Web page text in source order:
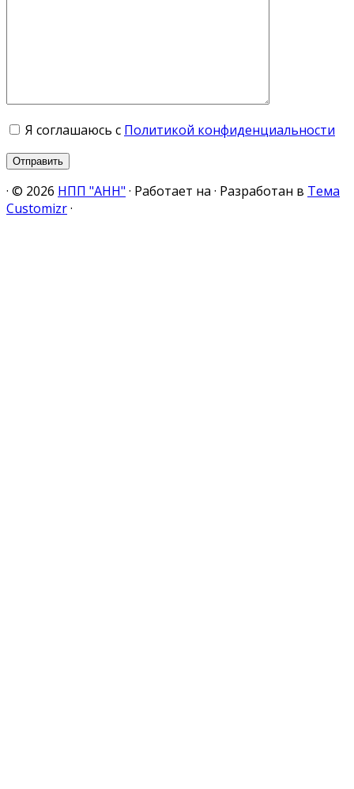
Я соглашаюсь с Политикой конфиденциальности
· © 2026 НПП "АНН" · Работает на · Разработан в Тема
Customizr·